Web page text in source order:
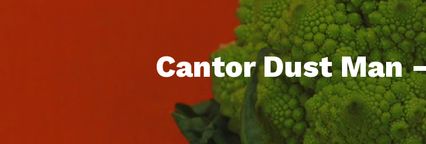
Cantor Dust Man